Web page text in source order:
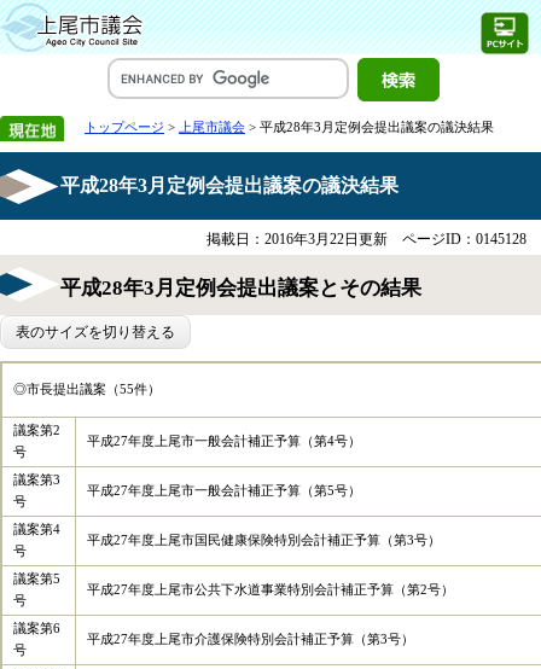
トップページ > 上尾市議会 > 平成28年3月定例会提出議案の議決結果
平成28年3月定例会提出議案の議決結果
掲載日：2016年3月22日更新 ページID：0145128
平成28年3月定例会提出議案とその結果
表のサイズを切り替える
◎市長提出議案（55件）
議案第2
号
平成27年度上尾市一般会計補正予算（第4号）
議案第3
号
平成27年度上尾市一般会計補正予算（第5号）
議案第4
号
平成27年度上尾市国民健康保険特別会計補正予算（第3号）
議案第5
号
平成27年度上尾市公共下水道事業特別会計補正予算（第2号）
議案第6
号
平成27年度上尾市介護保険特別会計補正予算（第3号）